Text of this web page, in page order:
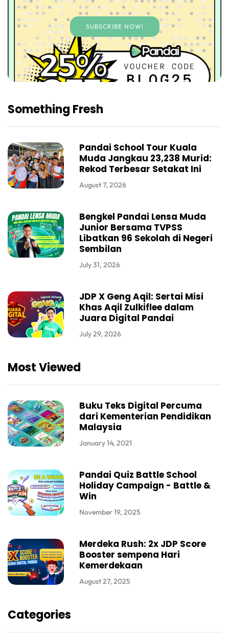
SUBSCRIBE NOW!
Something Fresh
Pandai School Tour Kuala
Muda Jangkau 23,238 Murid:
Rekod Terbesar Setakat Ini
August 7, 2026
Bengkel Pandai Lensa Muda
Junior Bersama TVPSS
Libatkan 96 Sekolah di Negeri
Sembilan
July 31, 2026
JDP X Geng Aqil: Sertai Misi
Khas Aqil Zulkiflee dalam
Juara Digital Pandai
July 29, 2026
Most Viewed
Buku Teks Digital Percuma
dari Kementerian Pendidikan
Malaysia
January 14, 2021
Pandai Quiz Battle School
Holiday Campaign - Battle &
Win
November 19, 2025
Merdeka Rush: 2x JDP Score
Booster sempena Hari
Kemerdekaan
August 27, 2025
Categories